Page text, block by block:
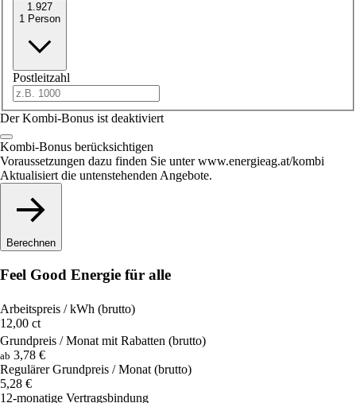
1.927
1 Person
Postleitzahl
Der Kombi-Bonus ist deaktiviert
Kombi-Bonus berücksichtigen
Voraussetzungen dazu finden Sie unter www.energieag.at/kombi
Aktualisiert die untenstehenden Angebote.
Berechnen
Feel Good Energie für alle
Arbeitspreis / kWh (brutto)
12,00 ct
Grundpreis / Monat mit Rabatten (brutto)
ab 3,78 €
Regulärer Grundpreis / Monat(brutto)
5,28 €
12-monatige Vertragsbindung